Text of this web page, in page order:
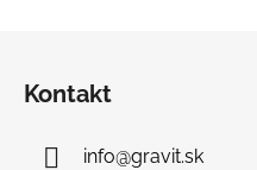
Kontakt
info@gravit.sk